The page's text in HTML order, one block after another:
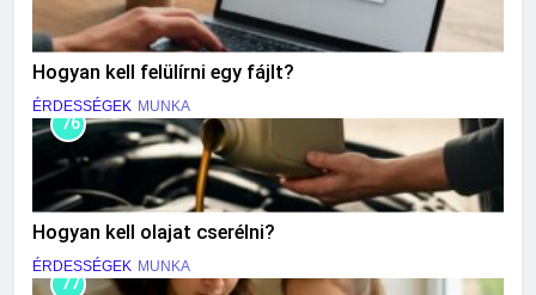
Hogyan kell felülírni egy fájlt?
ÉRDESSÉGEK MUNKA
76
Hogyan kell olajat cserélni?
ÉRDESSÉGEK MUNKA
77